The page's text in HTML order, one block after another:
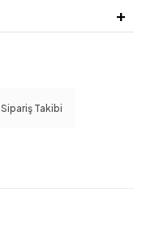
Sipariş Takibi